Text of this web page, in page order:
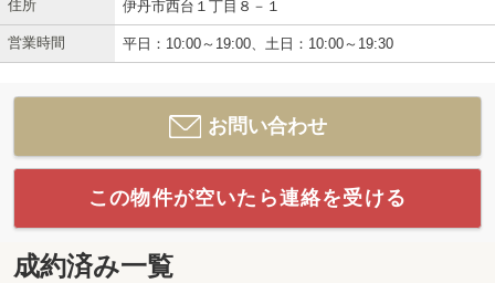
住所 伊丹市西台１丁目８－１
営業時間 平日：10:00～19:00、土日：10:00～19:30
お問い合わせ
この物件が空いたら連絡を受ける
成約済み一覧